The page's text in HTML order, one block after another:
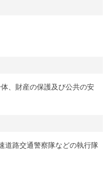
、財産の保護及び公共の安
道路交通警察隊などの執行隊